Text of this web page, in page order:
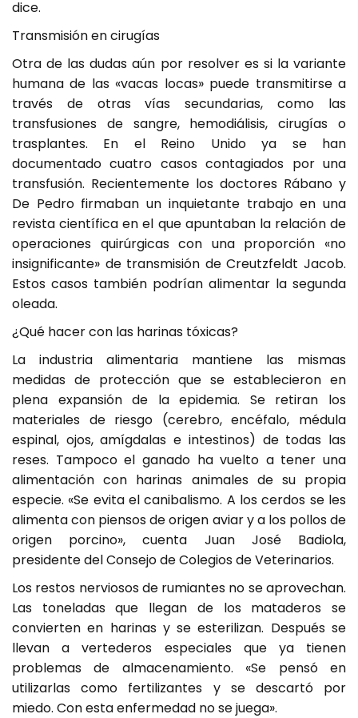
dice.
Transmisión en cirugías
Otra de las dudas aún por resolver es si la variante
humana de las «vacas locas» puede transmitirse a
través de otras vías secundarias, como las
transfusiones de sangre, hemodiálisis, cirugías o
trasplantes. En el Reino Unido ya se han
documentado cuatro casos contagiados por una
transfusión. Recientemente los doctores Rábano y
De Pedro firmaban un inquietante trabajo en una
revista científica en el que apuntaban la relación de
operaciones quirúrgicas con una proporción «no
insignificante» de transmisión de Creutzfeldt Jacob.
Estos casos también podrían alimentar la segunda
oleada.
¿Qué hacer con las harinas tóxicas?
La industria alimentaria mantiene las mismas
medidas de protección que se establecieron en
plena expansión de la epidemia. Se retiran los
materiales de riesgo (cerebro, encéfalo, médula
espinal, ojos, amígdalas e intestinos) de todas las
reses. Tampoco el ganado ha vuelto a tener una
alimentación con harinas animales de su propia
especie. «Se evita el canibalismo. A los cerdos se les
alimenta con piensos de origen aviar y a los pollos de
origen porcino», cuenta Juan José Badiola,
presidente del Consejo de Colegios de Veterinarios.
Los restos nerviosos de rumiantes no se aprovechan.
Las toneladas que llegan de los mataderos se
convierten en harinas y se esterilizan. Después se
llevan a vertederos especiales que ya tienen
problemas de almacenamiento. «Se pensó en
utilizarlas como fertilizantes y se descartó por
miedo. Con esta enfermedad no se juega».